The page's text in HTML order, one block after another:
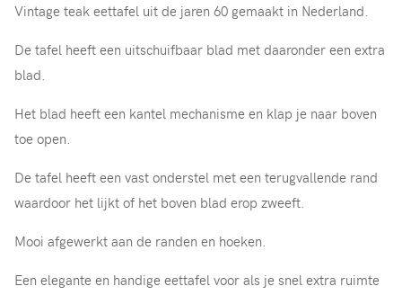
Vintage teak eettafel uit de jaren 60 gemaakt in Nederland.
De tafel heeft een uitschuifbaar blad met daaronder een extra
blad.
Het blad heeft een kantel mechanisme en klap je naar boven
toe open.
De tafel heeft een vast onderstel met een terugvallende rand
waardoor het lijkt of het boven blad erop zweeft.
Mooi afgewerkt aan de randen en hoeken.
Een elegante en handige eettafel voor als je snel extra ruimte